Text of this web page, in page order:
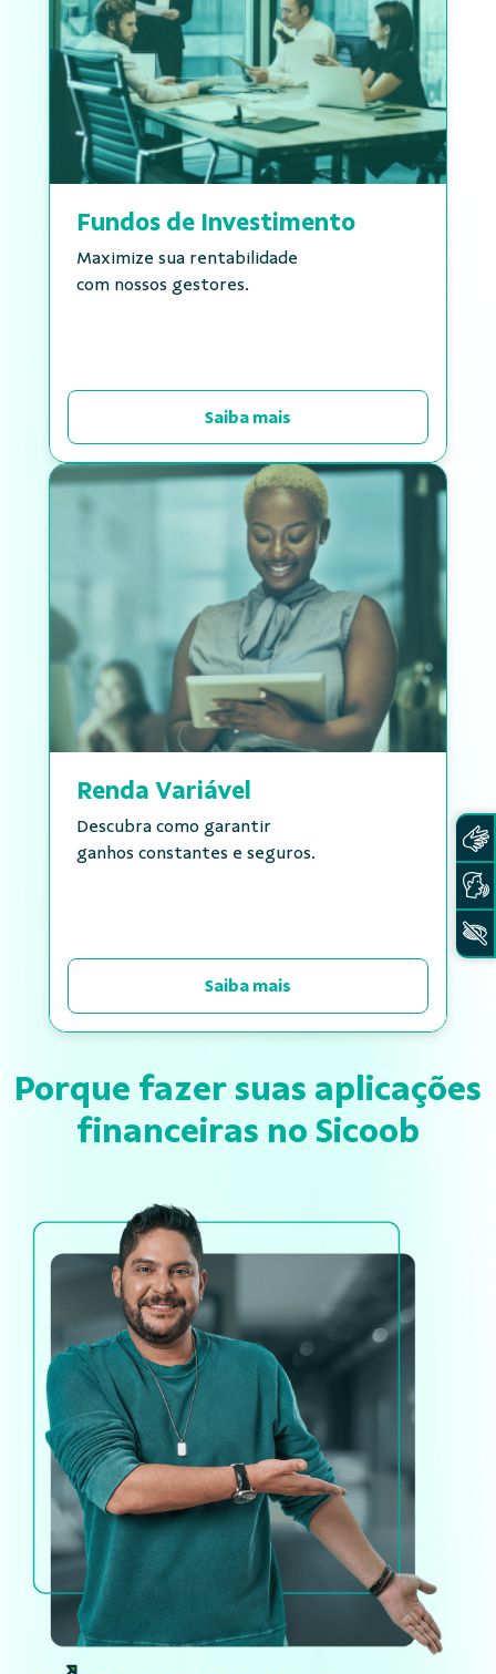
Fundos de Investimento
Maximize sua rentabilidade
com nossos gestores.
Saiba mais
Renda Variável
Descubra como garantir
ganhos constantes e seguros.
Saiba mais
Porque fazer suas aplicações
financeiras no Sicoob